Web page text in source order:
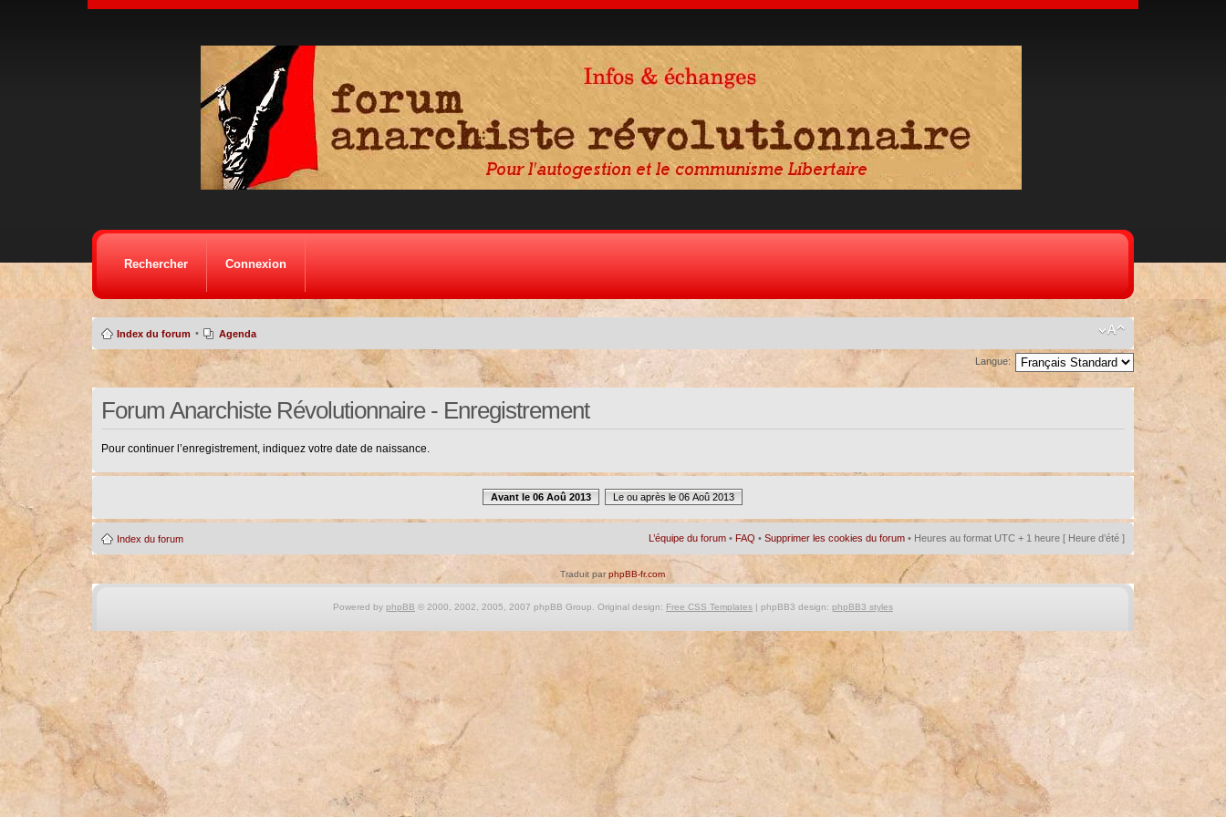
Rechercher Connexion
Index du forum • Agenda
Langue:
Forum Anarchiste Révolutionnaire - Enregistrement
Pour continuer l’enregistrement, indiquez votre date de naissance.
Avant le 06 Aoû 2013 Le ou après le 06 Aoû 2013
Index du forum L’équipe du forum • FAQ •Supprimer les cookies du forum • Heures au format UTC + 1 heure [ Heure d’été ]
Traduit parphpBB-fr.com
Powered by phpBB © 2000, 2002, 2005, 2007 phpBB Group. Original design: Free CSS Templates| phpBB3 design: phpBB3 styles